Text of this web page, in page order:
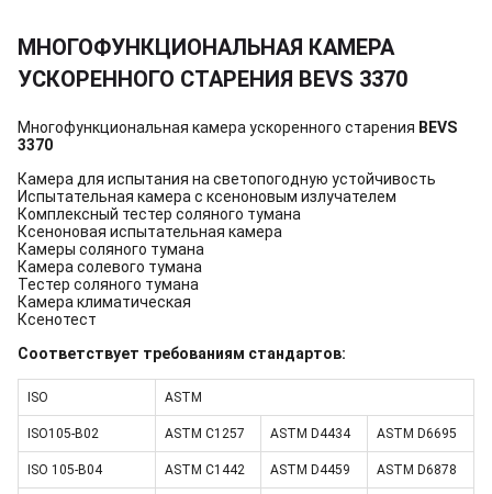
МНОГОФУНКЦИОНАЛЬНАЯ КАМЕРА
УСКОРЕННОГО СТАРЕНИЯ BEVS 3370
Многофункциональная камера ускоренного старения BEVS
3370
Камера для испытания на светопогодную устойчивость
Испытательная камера с ксеноновым излучателем
Комплексный тестер соляного тумана
Ксеноновая испытательная камера
Камеры соляного тумана
Камера солевого тумана
Тестер соляного тумана
Камера климатическая
Ксенотест
Соответствует требованиям стандартов:
ISO ASTM
ISO105-B02 ASTM C1257 ASTM D4434 ASTM D6695
ISO 105-B04 ASTM C1442 ASTM D4459 ASTM D6878